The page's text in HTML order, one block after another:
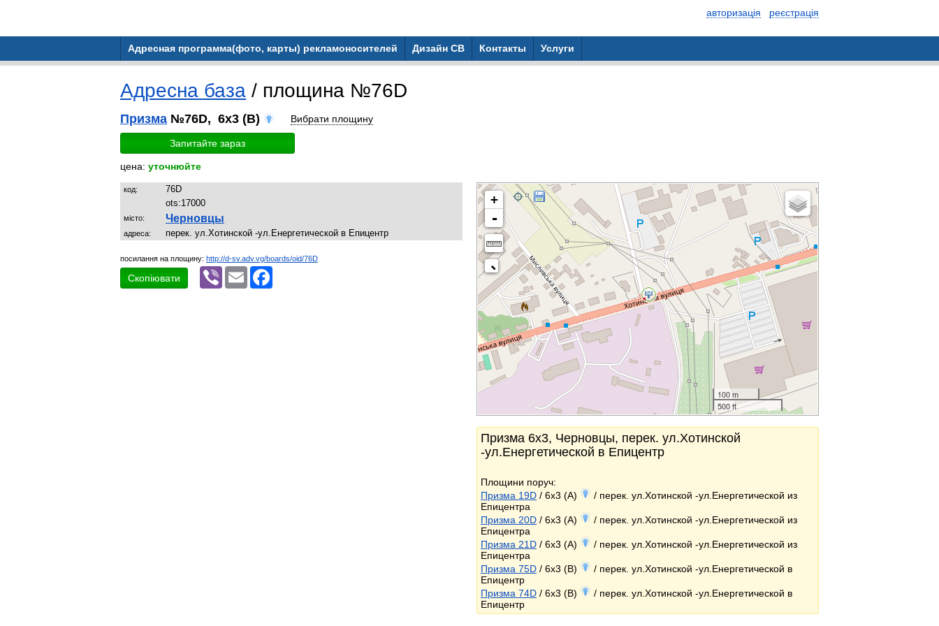
авторизація реєстрація
Адресная программа(фото, карты) рекламоносителей Дизайн СВ Контакты Услуги
Адресна база / площина №76D
Призма №76D, 6x3 (B) Вибрати площину
Запитайте зараз
цена: уточнюйте
код:
76D
ots:17000
місто: Черновцы
адреса: перек. ул.Хотинской -ул.Енергетической в Епицентр
посилання на площину: http://d-sv.adv.vg/boards/oid/76D
Скопіювати
Viber Email
+
-
100 m
500 ft
Призма 6x3, Черновцы, перек. ул.Хотинской
-ул.Енергетической в Епицентр
Площини поруч:
Призма 19D / 6x3 (A)
/ перек. ул.Хотинской -ул.Енергетической из
Епицентра
Призма 20D / 6x3 (A)
/ перек. ул.Хотинской -ул.Енергетической из
Епицентра
Призма 21D / 6x3 (A)
/ перек. ул.Хотинской -ул.Енергетической из
Епицентра
Призма 75D / 6x3 (B)
/ перек. ул.Хотинской -ул.Енергетической в
Епицентр
Призма 74D / 6x3 (B)
/ перек. ул.Хотинской -ул.Енергетической в
Епицентр